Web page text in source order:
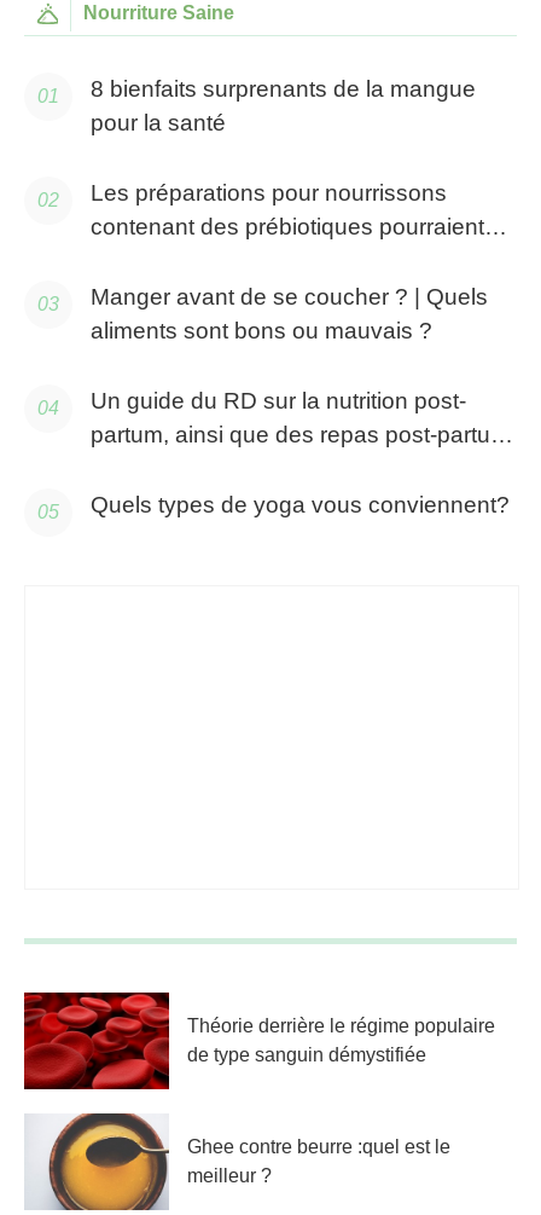
Nourriture Saine
8 bienfaits surprenants de la mangue
pour la santé
Les préparations pour nourrissons
contenant des prébiotiques pourraient
Manger avant de se coucher ? | Quels
aliments sont bons ou mauvais ?
Un guide du RD sur la nutrition post-
partum, ainsi que des repas post-partum
Quels types de yoga vous conviennent?
Théorie derrière le régime populaire
de type sanguin démystifiée
Ghee contre beurre :quel est le
meilleur ?